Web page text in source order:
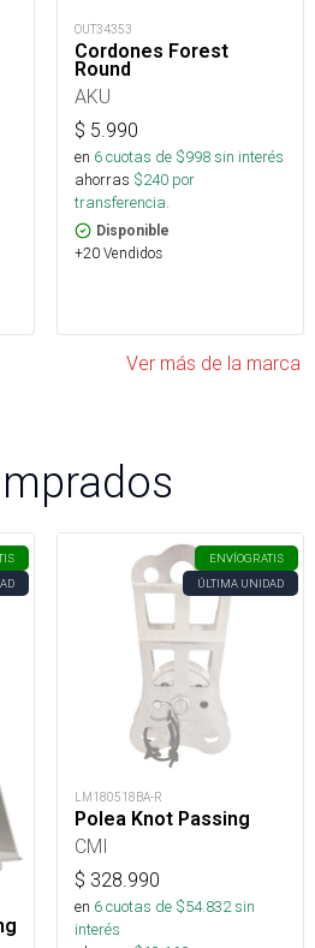
OUT34353
Cordones Forest
Round
AKU
$ 5.990
en 6cuotas de $998sin interés
ahorras $240 por
transferencia.
Disponible
+20 Vendidos
Ver más de la marca
ENVÍOGRATIS
ÚLTIMA UNIDAD
LM180518BA-R
Polea Knot Passing
CMI
$ 328.990
en 6cuotas de $54.832sin
interés